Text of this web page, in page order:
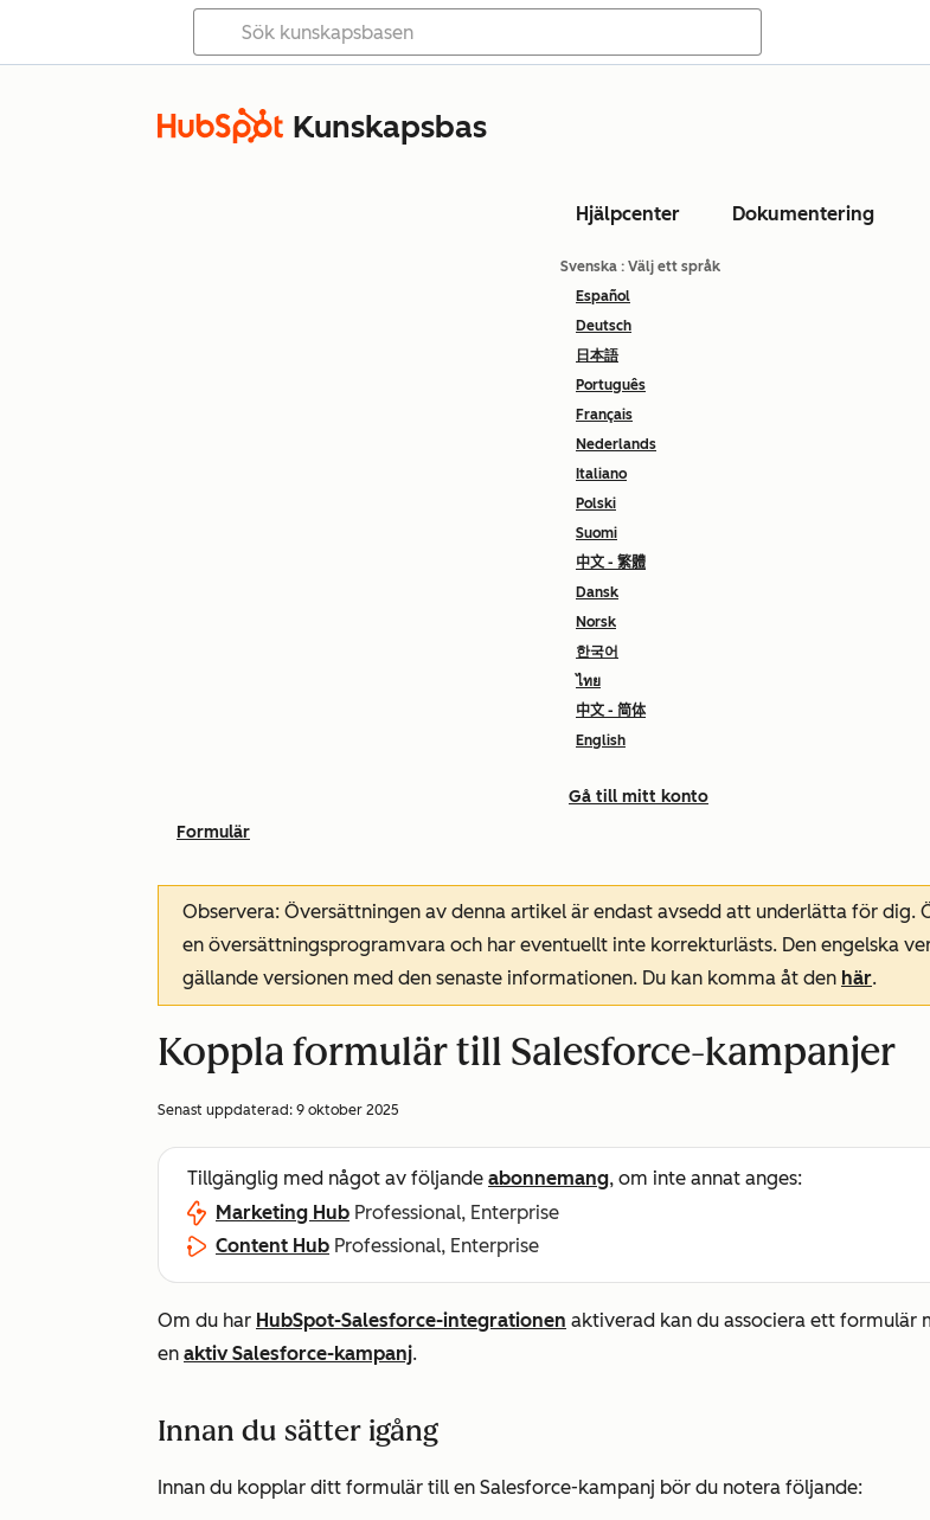
Kunskapsbas
Hjälpcenter Dokumentering
Svenska : Välj ett språk
Español
Deutsch
日本語
Português
Français
Nederlands
Italiano
Polski
Suomi
中文 - 繁體
Dansk
Norsk
한국어
ไทย
中文 - 简体
English
Gå till mitt konto
Formulär
Observera: Översättningen av denna artikel är endast avsedd att underlätta för
en översättningsprogramvara och har eventuellt inte korrekturlästs. Den engelska
gällande versionen med den senaste informationen. Du kan komma åt den här.
Koppla formulär till Salesforce-kampanjer
Senast uppdaterad: 9 oktober 2025
Tillgänglig med något av följande abonnemang, om inte annat anges:
Marketing Hub Professional, Enterprise
Content Hub Professional, Enterprise
Om du har HubSpot-Salesforce-integrationen aktiverad kan du associera ett formulär
en aktiv Salesforce-kampanj.
Innan du sätter igång
Innan du kopplar ditt formulär till en Salesforce-kampanj bör du notera följande: